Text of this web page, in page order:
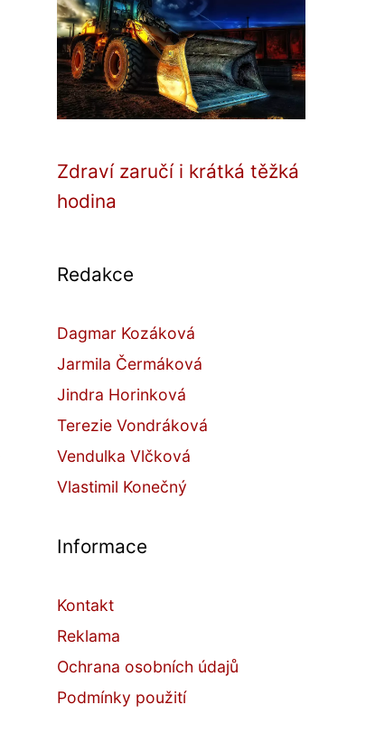
Zdraví zaručí i krátká těžká
hodina
Redakce
Dagmar Kozáková
Jarmila Čermáková
Jindra Horinková
Terezie Vondráková
Vendulka Vlčková
Vlastimil Konečný
Informace
Kontakt
Reklama
Ochrana osobních údajů
Podmínky použití